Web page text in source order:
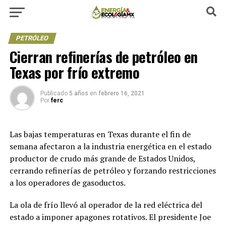
PETRÓLEO
Cierran refinerías de petróleo en
Texas por frío extremo
Publicado 5 años en febrero 16, 2021
Por ferc
Las bajas temperaturas en Texas durante el fin de
semana afectaron a la industria energética en el estado
productor de crudo más grande de Estados Unidos,
cerrando refinerías de petróleo y forzando restricciones
a los operadores de gasoductos.
La ola de frío llevó al operador de la red eléctrica del
estado a imponer apagones rotativos. El presidente Joe